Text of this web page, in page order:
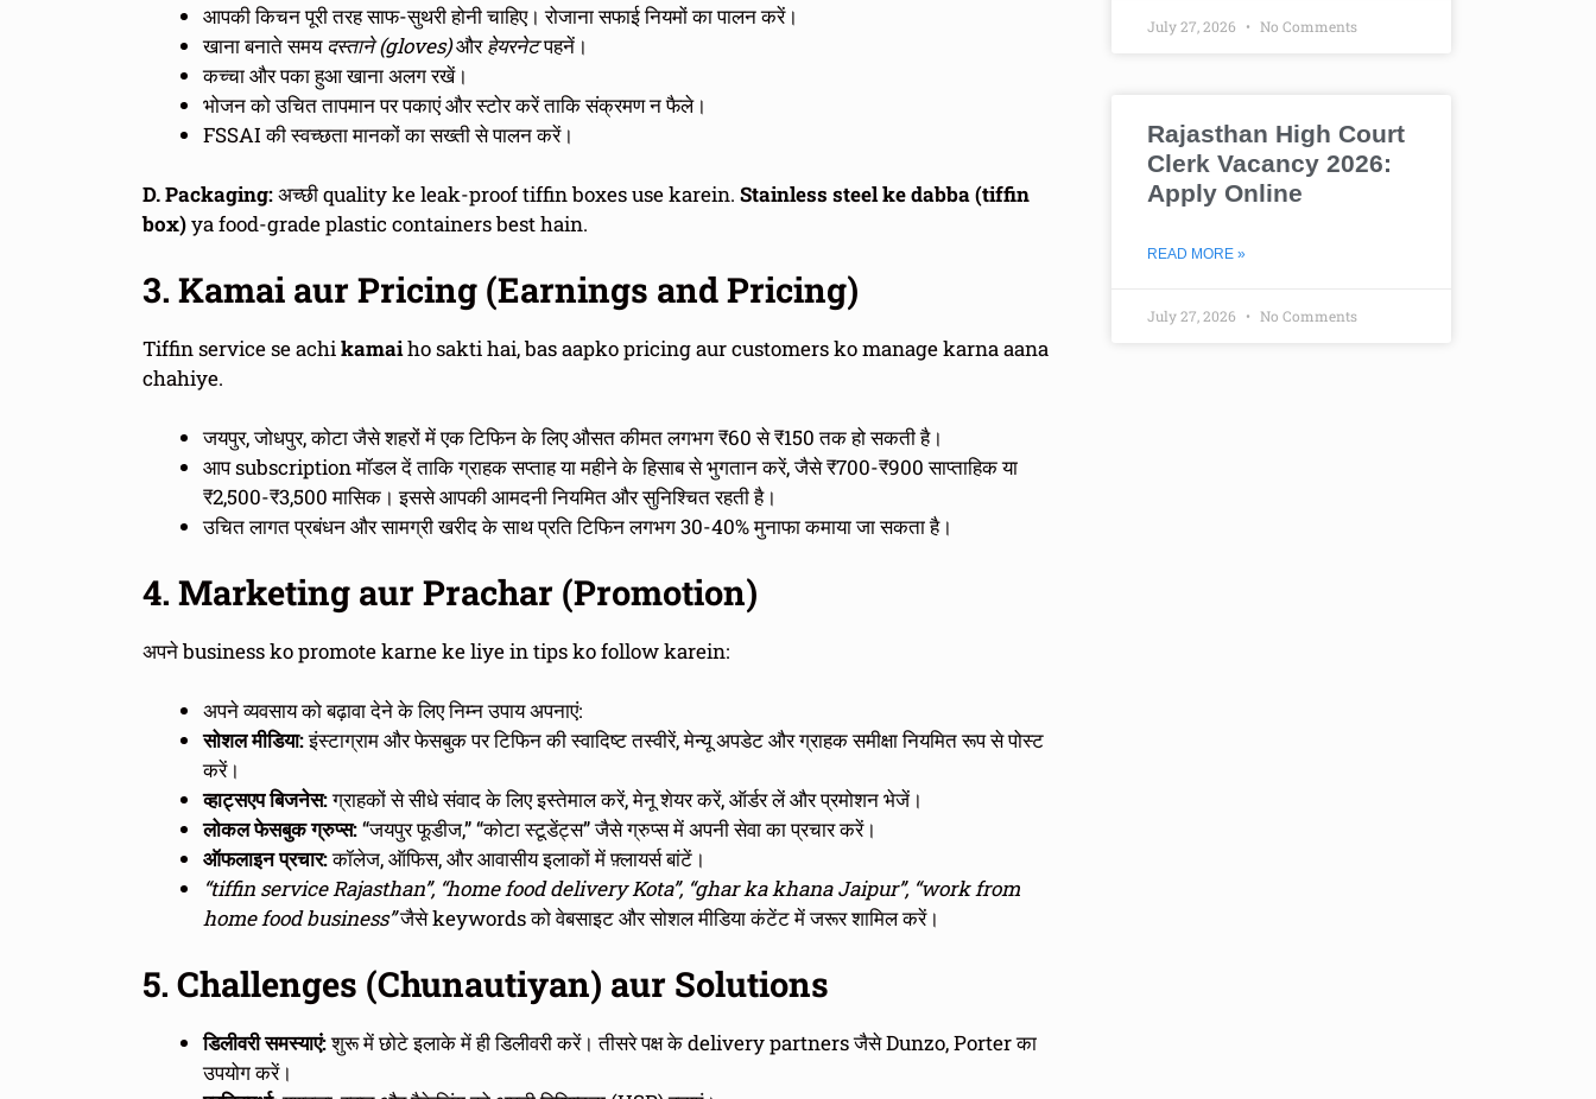
आपकी किचन पूरी तरह साफ-सुथरी होनी चाहिए। रोजाना सफाई नियमों का पालन करें।
खाना बनाते समयदस्ताने (gloves)औरहेयरनेटपहनें।
कच्चा और पका हुआ खाना अलग रखें।
भोजन को उचित तापमान पर पकाएं और स्टोर करें ताकि संक्रमण न फैले।
FSSAI की स्वच्छता मानकों का सख्ती से पालन करें।
D. Packaging:अच्छी quality ke leak-proof tiffin boxes use karein. Stainless steel ke dabba (tiffin
box)ya food-grade plastic containers best hain.
3. Kamai aur Pricing (Earnings and Pricing)
Tiffin service se achikamaiho sakti hai, bas aapko pricing aur customers ko manage karna aana
chahiye.
जयपुर, जोधपुर, कोटा जैसे शहरों में एक टिफिन के लिए औसत कीमत लगभग ₹60 से ₹150 तक हो सकती है।
आप subscription मॉडल दें ताकि ग्राहक सप्ताह या महीने के हिसाब से भुगतान करें, जैसे ₹700-₹900 साप्ताहिक या
₹2,500-₹3,500 मासिक। इससे आपकी आमदनी नियमित और सुनिश्चित रहती है।
उचित लागत प्रबंधन और सामग्री खरीद के साथ प्रति टिफिन लगभग 30-40% मुनाफा कमाया जा सकता है।
4. Marketing aur Prachar (Promotion)
अपने business ko promote karne ke liye in tips ko follow karein:
अपने व्यवसाय को बढ़ावा देने के लिए निम्न उपाय अपनाएं:
सोशल मीडिया:इंस्टाग्राम और फेसबुक पर टिफिन की स्वादिष्ट तस्वीरें, मेन्यू अपडेट और ग्राहक समीक्षा नियमित रूप से पोस्ट
करें।
व्हाट्सएप बिजनेस:ग्राहकों से सीधे संवाद के लिए इस्तेमाल करें, मेनू शेयर करें, ऑर्डर लें और प्रमोशन भेजें।
लोकल फेसबुक ग्रुप्स:“जयपुर फूडीज,” “कोटा स्टूडेंट्स” जैसे ग्रुप्स में अपनी सेवा का प्रचार करें।
ऑफलाइन प्रचार:कॉलेज, ऑफिस, और आवासीय इलाकों में फ़्लायर्स बांटें।
“tiffin service Rajasthan”, “home food delivery Kota”, “ghar ka khana Jaipur”, “work from
home food business”जैसे keywords को वेबसाइट और सोशल मीडिया कंटेंट में जरूर शामिल करें।
5. Challenges (Chunautiyan) aur Solutions
डिलीवरी समस्याएं:शुरू में छोटे इलाके में ही डिलीवरी करें। तीसरे पक्ष के delivery partners जैसे Dunzo, Porter का
उपयोग करें।
July 27, 2026 No Comments
Rajasthan High Court
Clerk Vacancy 2026:
Apply Online
READ MORE »
July 27, 2026 No Comments